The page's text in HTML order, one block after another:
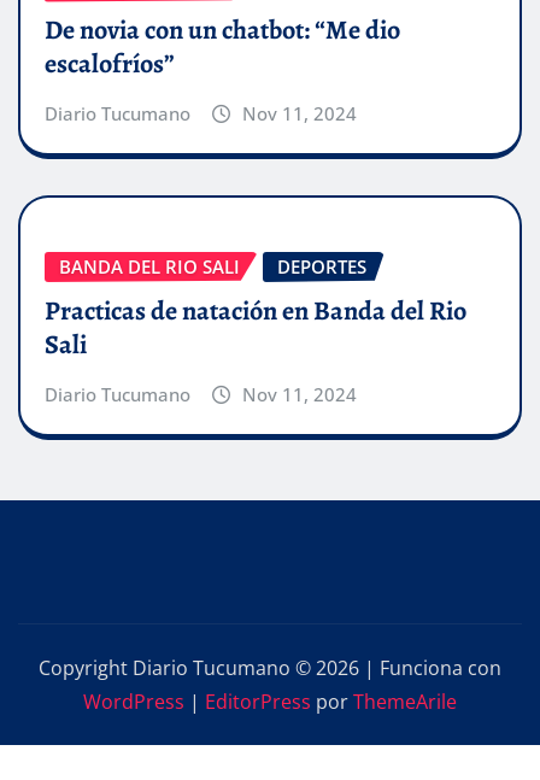
De novia con un chatbot: “Me dio
escalofríos”
Diario Tucumano Nov 11, 2024
BANDA DEL RIO SALI DEPORTES
Practicas de natación en Banda del Rio
Sali
Diario Tucumano Nov 11, 2024
Copyright Diario Tucumano © 2026 | Funciona con
WordPress | EditorPress porThemeArile